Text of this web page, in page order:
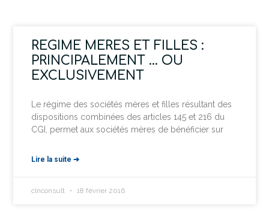
REGIME MERES ET FILLES :
PRINCIPALEMENT … OU
EXCLUSIVEMENT
Le régime des sociétés mères et filles résultant des
dispositions combinées des articles 145 et 216 du
CGI, permet aux sociétés mères de bénéficier sur
Lire la suite ➔
clnconsult 18 février 2016